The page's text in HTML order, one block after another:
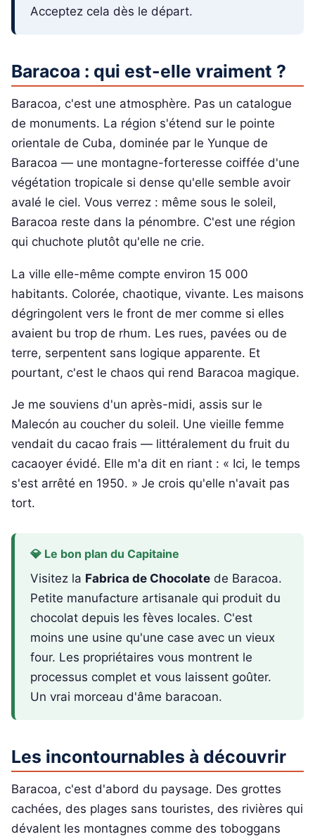
Acceptez cela dès le départ.
Baracoa : qui est-elle vraiment ?
Baracoa, c'est une atmosphère. Pas un catalogue
de monuments. La région s'étend sur le pointe
orientale de Cuba, dominée par le Yunque de
Baracoa — une montagne-forteresse coiffée d'une
végétation tropicale si dense qu'elle semble avoir
avalé le ciel. Vous verrez : même sous le soleil,
Baracoa reste dans la pénombre. C'est une région
qui chuchote plutôt qu'elle ne crie.
La ville elle-même compte environ 15 000
habitants. Colorée, chaotique, vivante. Les maisons
dégringolent vers le front de mer comme si elles
avaient bu trop de rhum. Les rues, pavées ou de
terre, serpentent sans logique apparente. Et
pourtant, c'est le chaos qui rend Baracoa magique.
Je me souviens d'un après-midi, assis sur le
Malecón au coucher du soleil. Une vieille femme
vendait du cacao frais — littéralement du fruit du
cacaoyer évidé. Elle m'a dit en riant : « Ici, le temps
s'est arrêté en 1950. » Je crois qu'elle n'avait pas
tort.
💎 Le bon plan du Capitaine
Visitez la Fabrica de Chocolate de Baracoa.
Petite manufacture artisanale qui produit du
chocolat depuis les fèves locales. C'est
moins une usine qu'une case avec un vieux
four. Les propriétaires vous montrent le
processus complet et vous laissent goûter.
Un vrai morceau d'âme baracoan.
Les incontournables à découvrir
Baracoa, c'est d'abord du paysage. Des grottes
cachées, des plages sans touristes, des rivières qui
dévalent les montagnes comme des toboggans